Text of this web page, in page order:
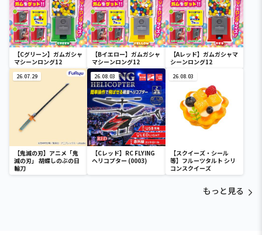
【Cグリーン】ガムガシャ
マシーンロング12
【Bイエロー】ガムガシャ
マシーンロング12
【Aレッド】ガムガシャマ
シーンロング12
26.07.29
【鬼滅の刃】アニメ「鬼
滅の刃」 胡蝶しのぶの日
輪刀
26.08.03
【Cレッド】RC FLYING
ヘリコプター (0003)
26.08.03
【スクイーズ・シール
等】フルーツタルト シリ
コンスクイーズ
もっと見る